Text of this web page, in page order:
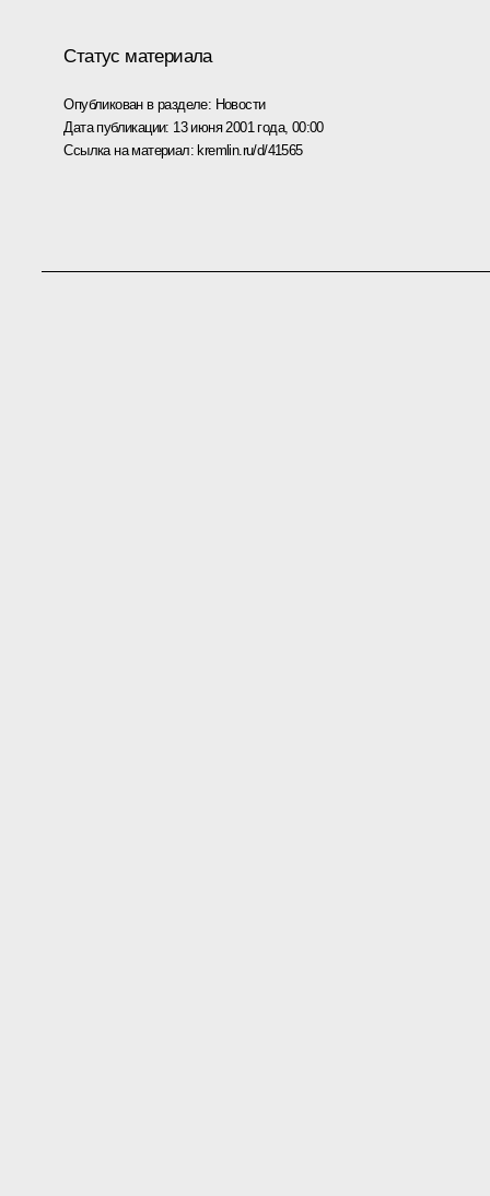
Статус материала
Опубликован в разделе: Новости
Дата публикации: 13 июня 2001 года, 00:00
Ссылка на материал:kremlin.ru/d/41565